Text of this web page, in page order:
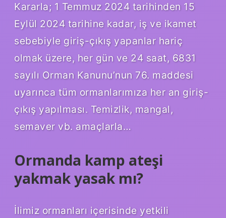
Kararla; 1 Temmuz 2024 tarihinden 15
Eylül 2024 tarihine kadar, iş ve ikamet
sebebiyle giriş-çıkış yapanlar hariç
olmak üzere, her gün ve 24 saat, 6831
sayılı Orman Kanunu’nun 76. maddesi
uyarınca tüm ormanlarımıza her an giriş-
çıkış yapılması. Temizlik, mangal,
semaver vb. amaçlarla…
Ormanda kamp ateşi
yakmak yasak mı?
İlimiz ormanları içerisinde yetkili